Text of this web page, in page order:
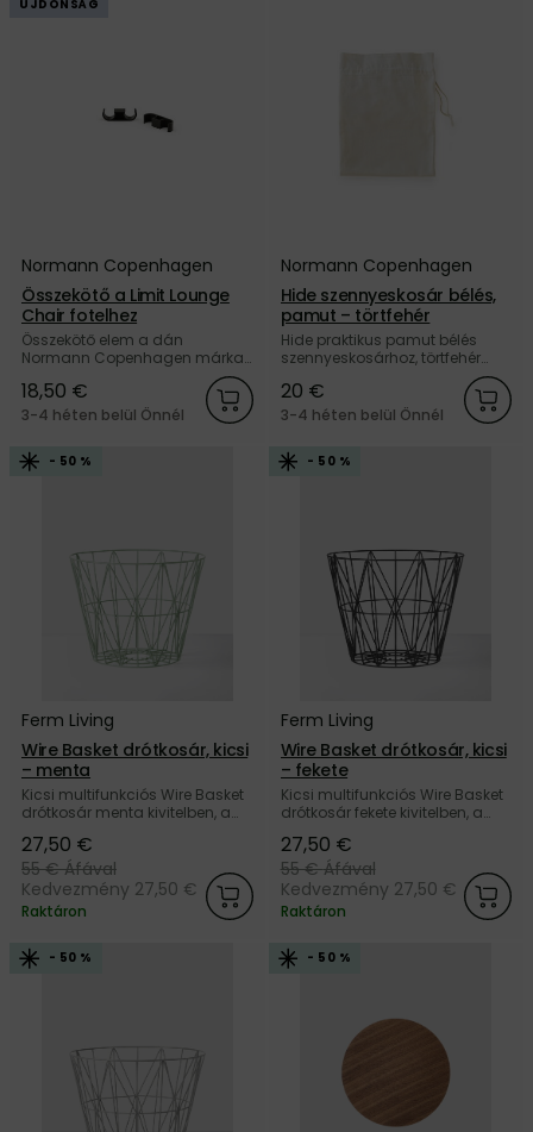
ÚJDONSÁG
Normann Copenhagen
Összekötő a Limit Lounge
Chair fotelhez
Összekötő elem a dán
Normann Copenhagen márka
Limit Lounge Chair kültéri és
beltéri foteljéhez.
18,50 €
3-4 héten belül Önnél
Normann Copenhagen
Hide szennyeskosár bélés,
pamut – törtfehér
Hide praktikus pamut bélés
szennyeskosárhoz, törtfehér
Copenhagen márkától.
20 €
3-4 héten belül Önnél
- 50 %
Ferm Living
Wire Basket drótkosár, kicsi
– menta
Kicsi multifunkciós Wire Basket
drótkosár menta kivitelben, a
27,50 €
55 €Áfával
Kedvezmény 27,50 €
Raktáron
- 50 %
Ferm Living
Wire Basket drótkosár, kicsi
– fekete
Kicsi multifunkciós Wire Basket
drótkosár fekete kivitelben, a
27,50 €
55 €Áfával
Kedvezmény 27,50 €
Raktáron
- 50 % - 50 %